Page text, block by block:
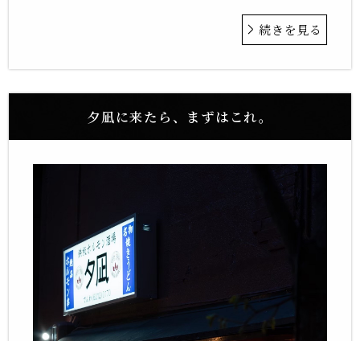
続きを見る
夕凪に来たら、まずはこれ。